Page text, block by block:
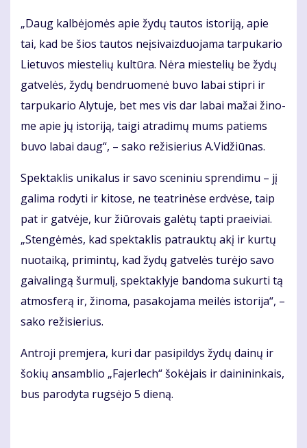
„Daug kal­bė­jo­mės apie žy­dų tau­tos is­to­ri­ją, apie
tai, kad be šios tau­tos ne­įsi­vaiz­duo­ja­ma tar­pu­ka­rio
Lie­tu­vos mies­te­lių kul­tū­ra. Nė­ra mies­te­lių be žy­dų
gat­ve­lės, žy­dų ben­druo­me­nė bu­vo la­bai stip­ri ir
tar­pu­ka­rio Aly­tu­je, bet mes vis dar la­bai ma­žai ži­no­
me apie jų is­to­ri­ją, tai­gi at­ra­di­mų mums pa­tiems
bu­vo la­bai daug“, – sa­ko re­ži­sie­rius A.Vi­džiū­nas.
Spek­tak­lis uni­ka­lus ir sa­vo sce­ni­niu spren­di­mu – jį
ga­li­ma ro­dy­ti ir ki­to­se, ne te­at­ri­nė­se erd­vė­se, taip
pat ir gat­vė­je, kur žiū­ro­vais ga­lė­tų tap­ti pra­ei­viai.
„Sten­gė­mės, kad spek­tak­lis pa­trauk­tų akį ir kur­tų
nuo­tai­ką, pri­min­tų, kad žy­dų gat­ve­lės tu­rė­jo sa­vo
gai­va­lin­gą šur­mu­lį, spek­tak­ly­je ban­do­ma su­kur­ti tą
at­mo­sfe­rą ir, ži­no­ma, pa­sa­ko­ja­ma mei­lės is­to­ri­ja“, –
sa­ko re­ži­sie­rius.
Ant­ro­ji prem­je­ra, ku­ri dar pa­si­pil­dys žy­dų dai­nų ir
šo­kių an­sam­blio „Fa­jer­lech“ šo­kė­jais ir dai­ni­nin­kais,
bus pa­ro­dy­ta rug­sė­jo 5 dieną.